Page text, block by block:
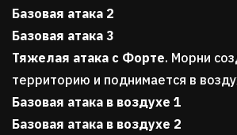
Базовая атака 2
Базовая атака 3
Тяжелая атака с Форте. Морни
территорию и поднимается в
Базовая атака в воздухе 1
Базовая атака в воздухе 2